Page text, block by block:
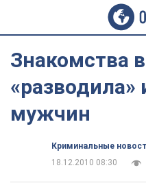
Знакомства
«разводила»
мужчин
Криминальные
18.12.2010 08:30